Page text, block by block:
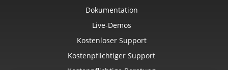
Dokumentation
Live-Demos
Kostenloser Support
Kostenpflichtiger Support